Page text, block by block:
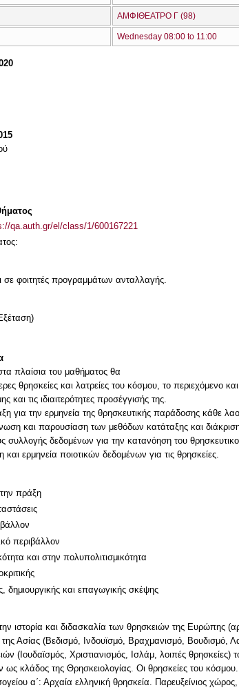
ΑΜΦΙΘΕΑΤΡΟ Γ (98)
Wednesday 08:00 to 11:00
qa.auth.gr/el/class/1/600167221
φοιτητές προγραμμάτων ανταλλαγής.
πλαίσια του μαθήματος θα
θρησκείες και λατρείες του κόσμου, το περιεχόμενο
και τις ιδιαιτερότητες προσέγγισής της.
για την ερμηνεία της θρησκευτικής παράδοσης κάθε
και παρουσίαση των μεθόδων κατάταξης και
συλλογής δεδομένων για την κατανόηση του
πράξη
περιβάλλον
και στην πολυπολιτισμικότητα
δημιουργικής και επαγωγικής σκέψης
ιστορία και διδασκαλία των θρησκειών της Ευρώπης
Ασίας (Βεδισμό, Ινδουϊσμό, Βραχμανισμό, Βουδισμό,
(Ιουδαϊσμός, Χριστιανισμός, Ισλάμ, λοιπές
ως κλάδος της Θρησκειολογίας. Οι θρησκείες του
α΄: Αρχαία ελληνική θρησκεία. Παρευξείνιος